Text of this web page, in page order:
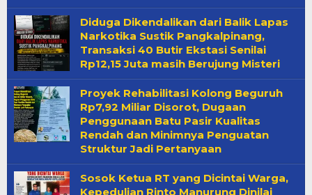
Diduga Dikendalikan dari Balik Lapas
Narkotika Sustik Pangkalpinang,
Transaksi 40 Butir Ekstasi Senilai
Rp12,15 Juta masih Berujung Misteri
Proyek Rehabilitasi Kolong Beguruh
Rp7,92 Miliar Disorot, Dugaan
Penggunaan Batu Pasir Kualitas
Rendah dan Minimnya Penguatan
Struktur Jadi Pertanyaan
Sosok Ketua RT yang Dicintai Warga,
Kepedulian Rinto Manurung Dinilai